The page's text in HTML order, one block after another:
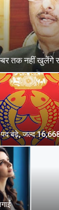
तक नहीं खुलेंगे
बढ़े, जल्द 16,668